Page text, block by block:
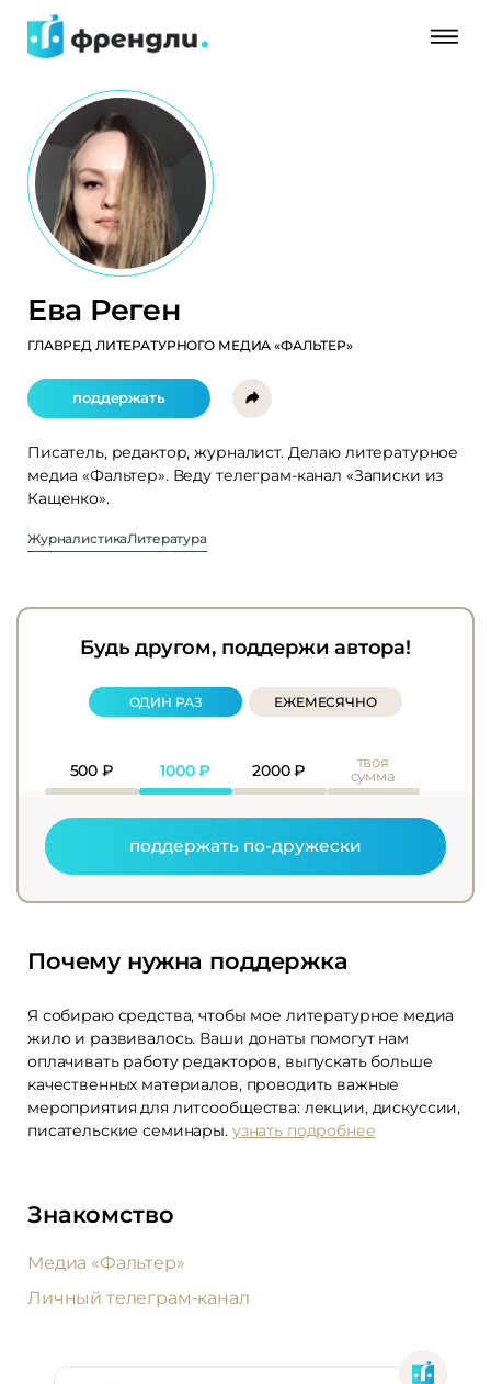
Ева Реген
ГЛАВРЕД ЛИТЕРАТУРНОГО МЕДИА «ФАЛЬТЕР»
поддержать
Писатель, редактор, журналист. Делаю литературное
медиа «Фальтер». Веду телеграм-канал «Записки из
Кащенко».
ЖурналистикаЛитература
Знакомство
Медиа «Фальтер»
Личный телеграм-канал
Почему нужна поддержка
Я собираю средства, чтобы мое литературное медиа
жило и развивалось. Ваши донаты помогут нам
оплачивать работу редакторов, выпускать больше
качественных материалов, проводить важные
мероприятия для литсообщества: лекции, дискуссии,
писательские семинары. узнать подробнее
Будь другом, поддержи автора!
ОДИН РАЗ ЕЖЕМЕСЯЧНО
500 ₽ 1000₽ 2000₽
твоя
сумма
поддержать по-дружески